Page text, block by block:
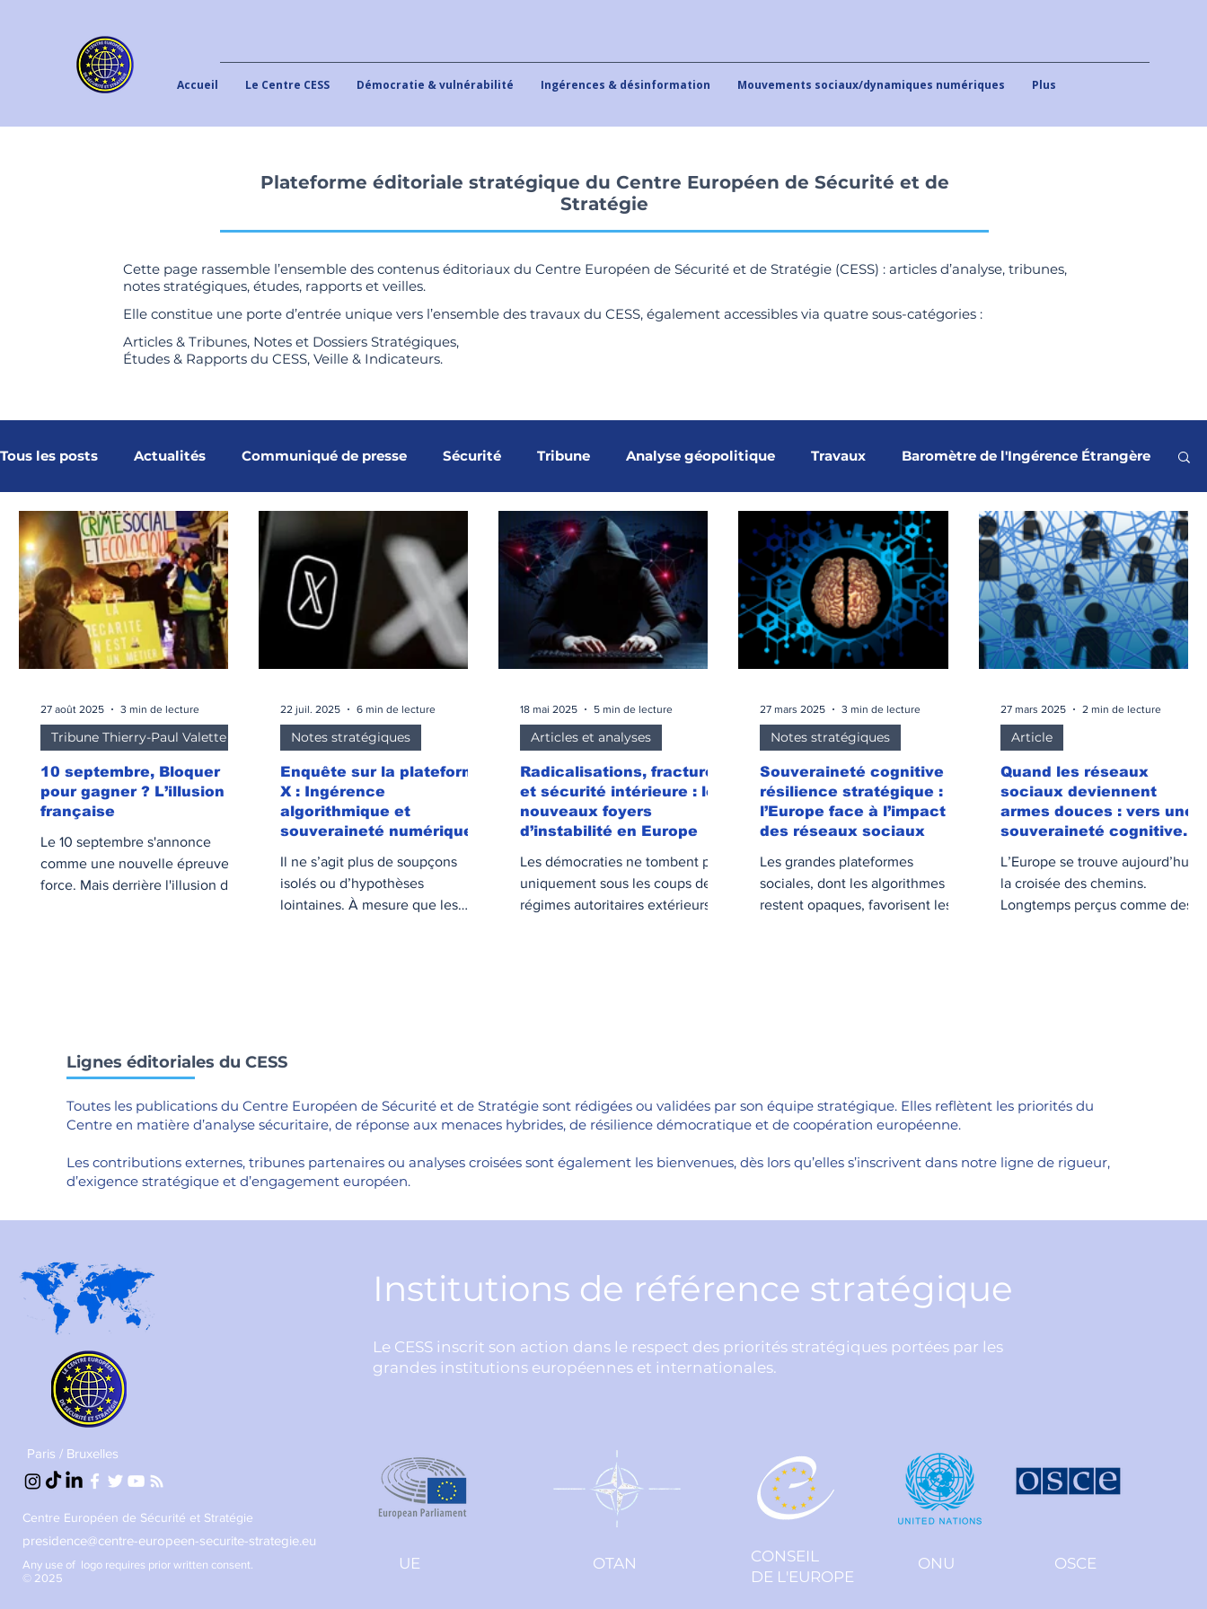
Accueil Le Centre CESS Démocratie & vulnérabilité Ingérences & désinformation Mouvements sociaux/dynamiques numériques Plus
Plateforme éditoriale stratégique du Centre Européen de Sécurité et de
Stratégie
Cette page rassemble l’ensemble des contenus éditoriaux du Centre Européen de Sécurité et de Stratégie (CESS) : articles d’analyse, tribunes,
notes stratégiques, études, rapports et veilles.
Elle constitue une porte d’entrée unique vers l’ensemble des travaux du CESS, également accessibles via quatre sous-catégories :
Articles & Tribunes, Notes et Dossiers Stratégiques,
Études & Rapports du CESS, Veille & Indicateurs.
Tous les posts Actualités Communiqué de presse Sécurité Tribune Analyse géopolitique Travaux Baromètre de l'Ingérence Étrangère
Notes stratégiques Études Ingérence étrangère Menaces hybrides Terrorisme Revue de presse
Galerie multimédia Tribunes du CESS Tribunes partenaires Analyse stratégique Tribunes mouvements sociaux Rapport Stratégique
Article Cybersécurité spatiale Constellations souveraines Gouvernance spatiale Surveillance orbitale Articles et analyses
Position Stratégique Nos rendez-vouso Tribune Thierry-Paul Valette
10 septembre, Bloquer
pour gagner ? L’illusion
française
Le 10 septembre s'annonce
comme une nouvelle épreuve de
force. Mais derrière l'illusion d'un
Tribune Thierry-Paul Valette
27 août 2025 3 min de lecture
Enquête sur la plateforme
X : Ingérence
algorithmique et
souveraineté numérique
Il ne s’agit plus de soupçons
isolés ou d’hypothèses
lointaines. À mesure que les
s’installe dans les démocraties
anciennement Twitter, est au
cœur de ce basculement.
Notes stratégiques
22 juil. 2025 6 min de lecture
Radicalisations, fractures
et sécurité intérieure : les
nouveaux foyers
d’instabilité en Europe
Les démocraties ne tombent plus
uniquement sous les coups de
régimes autoritaires extérieurs.
Articles et analyses
18 mai 2025 5 min de lecture
Souveraineté cognitive et
résilience stratégique :
l’Europe face à l’impact
des réseaux sociaux
Les grandes plateformes
sociales, dont les algorithmes
restent opaques, favorisent les
Notes stratégiques
27 mars 2025 3 min de lecture
Quand les réseaux
sociaux deviennent
armes douces : vers une
souveraineté cognitive
L’Europe se trouve aujourd’hui à
la croisée des chemins.
Longtemps perçus comme des
Article
27 mars 2025 2 min de lecture
Lignes éditoriales du CESS
Toutes les publications du Centre Européen de Sécurité et de Stratégie sont rédigées ou validées par son équipe stratégique. Elles reflètent les priorités du
Centre en matière d’analyse sécuritaire, de réponse aux menaces hybrides, de résilience démocratique et de coopération européenne.
Les contributions externes, tribunes partenaires ou analyses croisées sont également les bienvenues, dès lors qu’elles s’inscrivent dans notre ligne de rigueur,
d’exigence stratégique et d’engagement européen.
Paris / Bruxelles
Centre Européen de Sécurité et Stratégie
presidence@centre-europeen-securite-strategie.eu
Any use of logo requires prior written consent.
© 2025
Institutions de référence stratégique
Le CESS inscrit son action dans le respect des priorités stratégiques portées par les
grandes institutions européennes et internationales.
UE OTAN
CONSEIL
DE L'EUROPE
ONU OSCE